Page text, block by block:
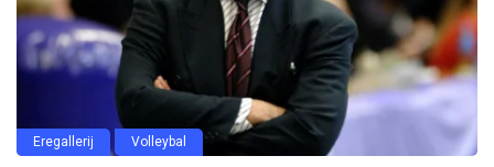
Eregallerij Volleybal